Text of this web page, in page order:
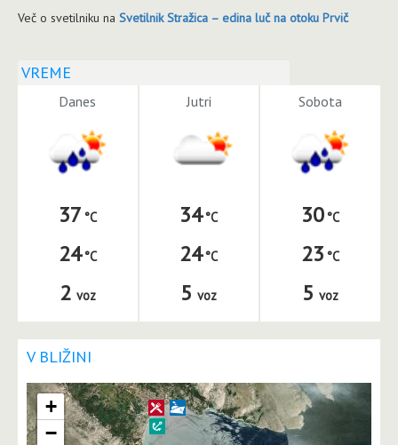
Več o svetilniku na Svetilnik Stražica – edina luč na otoku Prvič
VREME
Danes
37
24
2 voz
Jutri
34
24
5 voz
Sobota
30
23
5 voz
V BLIŽINI
+
−